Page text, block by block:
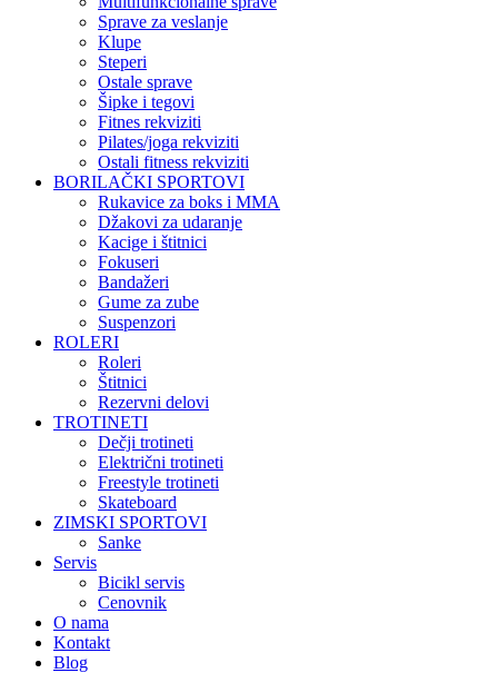
Sprave za veslanje
Klupe
Steperi
Ostale sprave
Šipke i tegovi
Fitnes rekviziti
Pilates/joga rekviziti
Ostali fitness rekviziti
BORILAČKI SPORTOVI
Rukavice za boks i MMA
Džakovi za udaranje
Kacige i štitnici
Fokuseri
Bandažeri
Gume za zube
Suspenzori
ROLERI
Roleri
Štitnici
Rezervni delovi
TROTINETI
Dečji trotineti
Električni trotineti
Freestyle trotineti
Skateboard
ZIMSKI SPORTOVI
Sanke
Servis
Bicikl servis
Cenovnik
O nama
Kontakt
Blog